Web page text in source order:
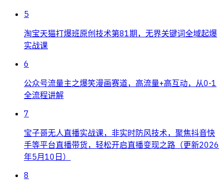
5
淘宝天猫打爆班原创技术第81期，无界关键词全域起爆
实战课
6
公众号流量主之爆笑漫画赛道，高流量+高互动，从0-1
全流程讲解
7
宝子哥无人直播实战课，非实时防风技术，聚焦抖音快
手等平台直播带货，轻松开启直播变现之路（更新2026
年5月10日）
8